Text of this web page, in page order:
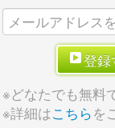
登録
※どなたでも無料
※詳細はこちらを